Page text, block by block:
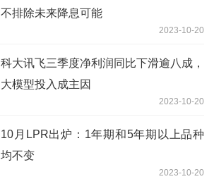
不排除未来降息可能
2023-10-20
科大讯飞三季度净利润同比下滑逾八成，
大模型投入成主因
2023-10-20
10月LPR出炉：1年期和5年期以上品种
均不变
2023-10-20